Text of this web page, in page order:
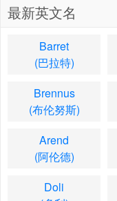
最新英文名
Barret
(巴拉特)
Brennus
(布伦努斯)
Arend
(阿伦德)
Doli